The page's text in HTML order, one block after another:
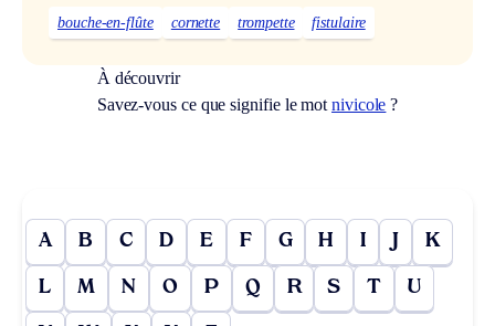
bouche-en-flûte cornette trompette fistulaire
À découvrir
Savez-vous ce que signifie le motnivicole ?
A B C D E F G H I J K
L M N O P Q R S T U